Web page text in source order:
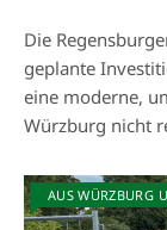
Die
geplante
eine moderne,
Würzburg nicht
AUS WÜRZBURG